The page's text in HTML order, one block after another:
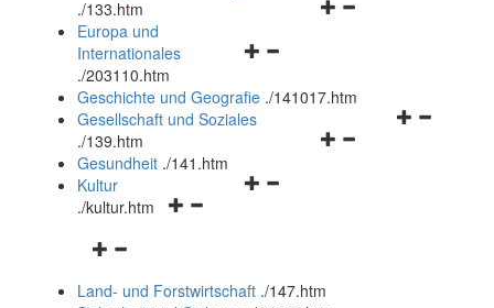
Navigationsmenü
./133.htm
Navigationsmenü
und
schließen
Europa und
Internationales
./203110.htm
Geschichte und Geografie ./141017.htm
Navigationsmenü
Gesellschaft und Soziales
./139.htm
Navigationsmenü
Gesundheit ./141.htm
Navigationsmenü
Kultur
./kultur.htm
Navigationsmenü
und
Land- und Forstwirtschaft ./147.htm